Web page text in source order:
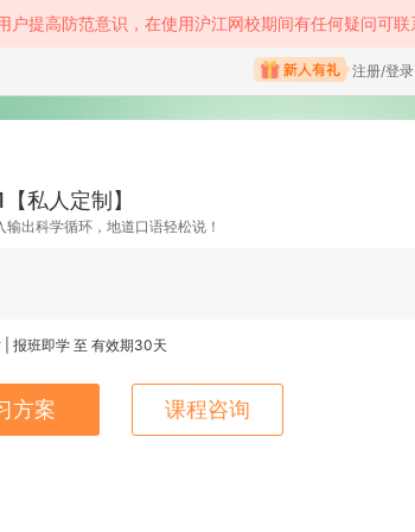
提高防范意识，在使用沪江网校期间有任何疑问可联
注册/登录
私人定制】
输出科学循环，地道口语轻松说！
报班即学 至 有效期30天
方案 课程咨询